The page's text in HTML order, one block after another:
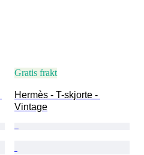
Gratis frakt
Hermès - T-skjorte -
Vintage